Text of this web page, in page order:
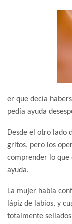
er que decía
pedía ayuda
Desde el otro lado
gritos, pero los
comprender lo que
ayuda.
La mujer había
lápiz de labios, y
totalmente sellados.